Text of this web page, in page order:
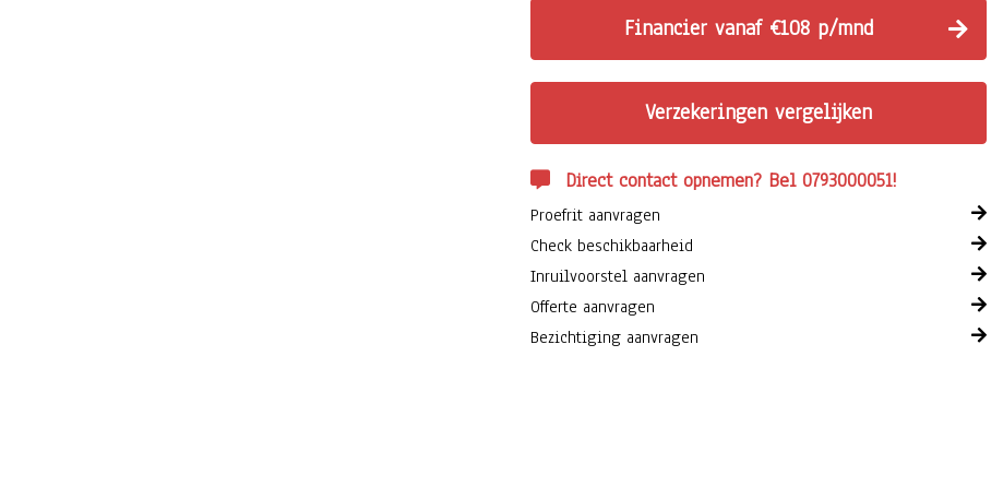
Financier vanaf €108 p/mnd
Verzekeringen vergelijken
Direct contact opnemen? Bel 0793000051!
Proefrit aanvragen
Check beschikbaarheid
Inruilvoorstel aanvragen
Offerte aanvragen
Bezichtiging aanvragen